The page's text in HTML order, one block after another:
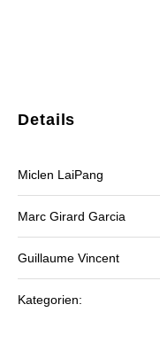
Details
Miclen LaiPang
Marc Girard Garcia
Guillaume Vincent
Kategorien: